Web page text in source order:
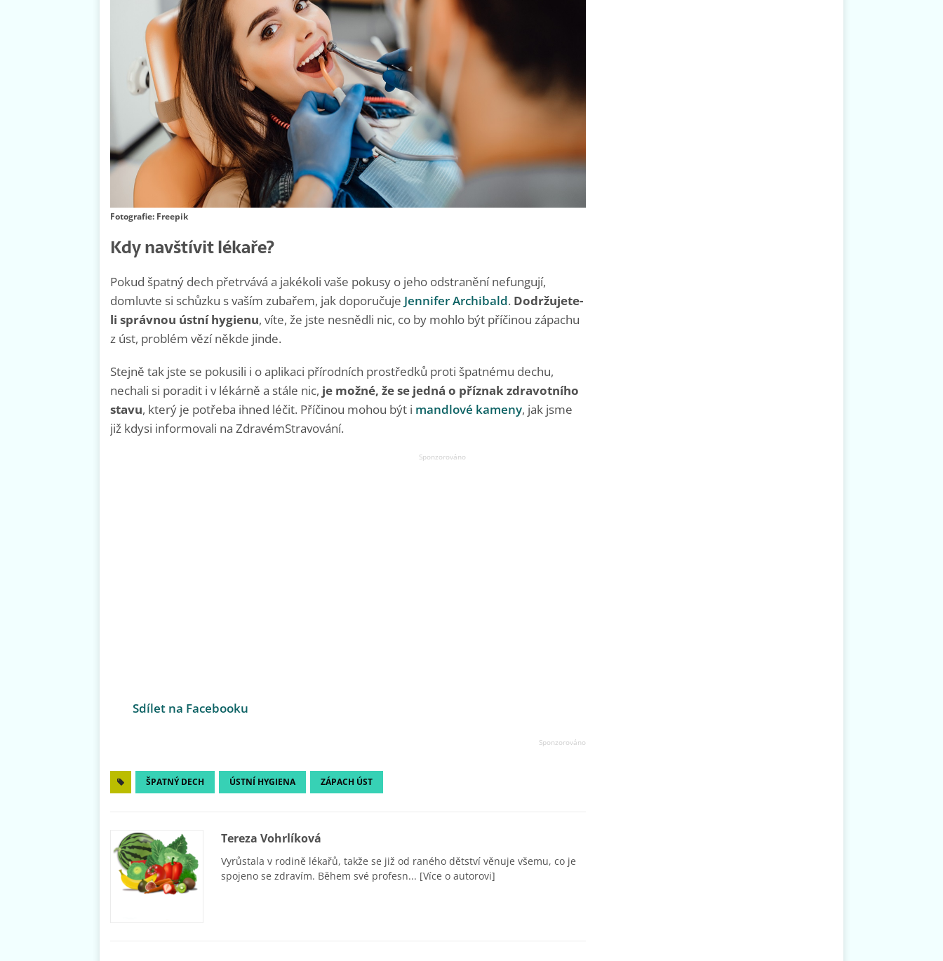
Fotografie: Freepik
Kdy navštívit lékaře?
Pokud špatný dech přetrvává a jakékoli vaše pokusy o jeho odstranění nefungují,
domluvte si schůzku s vaším zubařem, jak doporučuje Jennifer Archibald. Dodržujete-
li správnou ústní hygienu, víte, že jste nesnědli nic, co by mohlo být příčinou zápachu
z úst, problém vězí někde jinde.
Stejně tak jste se pokusili i o aplikaci přírodních prostředků proti špatnému dechu,
nechali si poradit i v lékárně a stále nic, je možné, že se jedná o příznak zdravotního
stavu, který je potřeba ihned léčit. Příčinou mohou být i mandlové kameny, jak jsme
již kdysi informovali na ZdravémStravování.
Sdílet na Facebooku
ŠPATNÝ DECH ÚSTNÍ HYGIENA ZÁPACH ÚST
Tereza Vohrlíková
Vyrůstala v rodině lékařů, takže se již od raného dětství věnuje všemu, co je
spojeno se zdravím. Během své profesn... [Více o autorovi]